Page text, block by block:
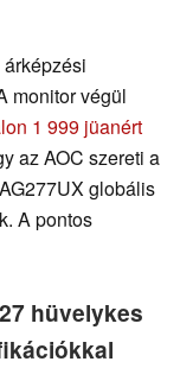
monitor végül
1 999 jüanért
az AOC szereti a
globális
A pontos
hüvelykes